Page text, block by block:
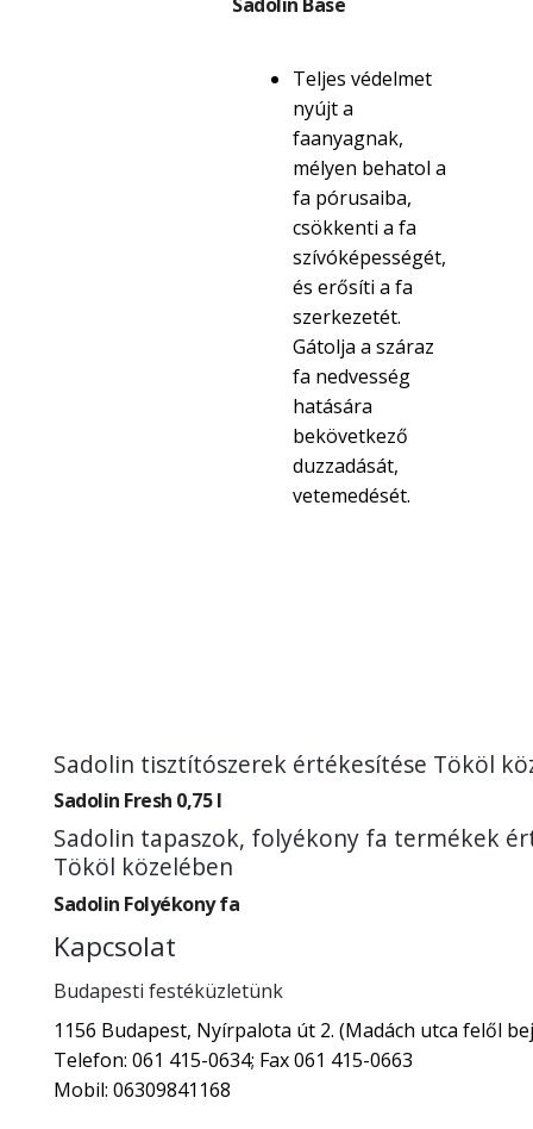
Teljes védelmet
nyújt a
faanyagnak,
mélyen behatol a
fa pórusaiba,
csökkenti a fa
szívóképességét,
és erősíti a fa
szerkezetét.
Gátolja a száraz
fa nedvesség
hatására
bekövetkező
duzzadását,
vetemedését.
Sadolin tisztítószerek értékesítése Tököl
Sadolin Fresh 0,75 l
Sadolin tapaszok, folyékony fa termékek
Tököl közelében
Sadolin Folyékony fa
Kapcsolat
Budapesti festéküzletünk
1156 Budapest, Nyírpalota út 2. (Madách utca felől
Telefon: 061 415-0634; Fax 061 415-0663
Mobil: 06309841168